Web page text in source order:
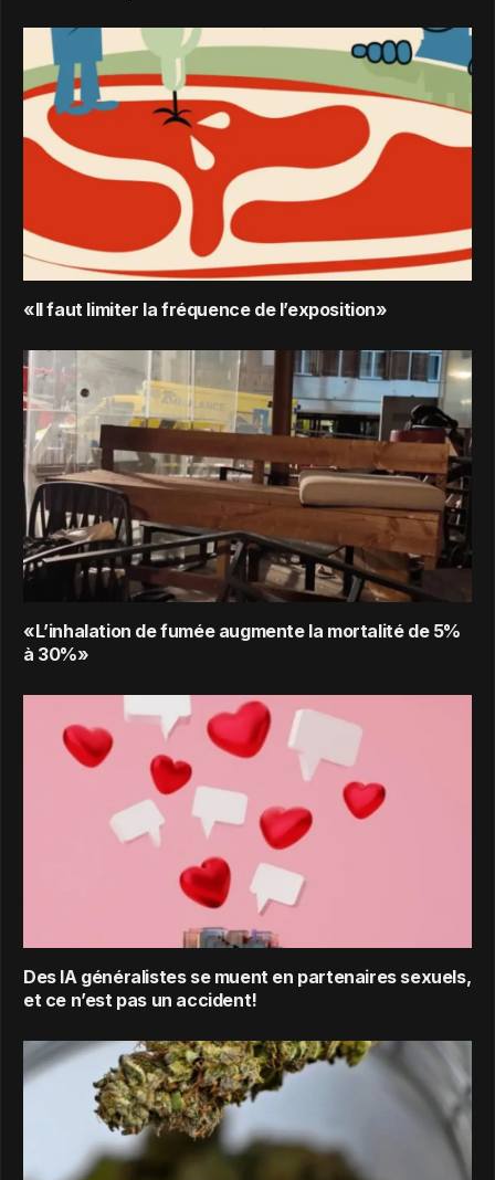
«Il faut limiter la fréquence de l’exposition»
«L’inhalation de fumée augmente la mortalité de 5%
à 30%»
Des IA généralistes se muent en partenaires sexuels,
et ce n’est pas un accident!